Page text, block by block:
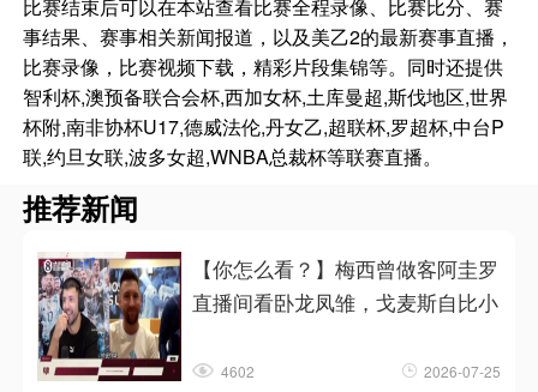
比赛结束后可以在本站查看比赛全程录像、比赛比分、赛
事结果、赛事相关新闻报道，以及美乙2的最新赛事直播，
比赛录像，比赛视频下载，精彩片段集锦等。同时还提供
智利杯,澳预备联合会杯,西加女杯,土库曼超,斯伐地区,世界
杯附,南非协杯U17,德威法伦,丹女乙,超联杯,罗超杯,中台P
联,约旦女联,波多女超,WNBA总裁杯等联赛直播。
推荐新闻
【你怎么看？】梅西曾做客阿圭罗
直播间看卧龙凤雏，戈麦斯自比小
4602 2026-07-25